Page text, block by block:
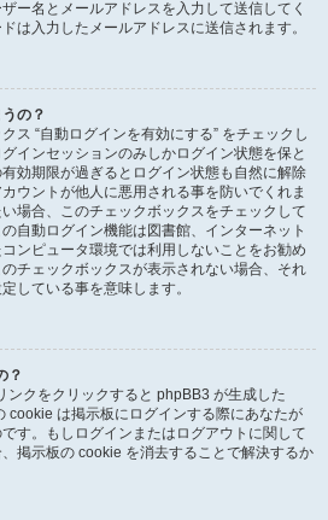
ー名とメールアドレスを入力して送信してく
は入力したメールアドレスに送信されます。
の？
ス “自動ログインを有効にする” をチェックし
インセッションのみしかログイン状態を保と
効期限が過ぎるとログイン状態も自然に解除
ウントが他人に悪用される事を防いでくれま
場合、このチェックボックスをチェックして
自動ログイン機能は図書館、インターネット
ンピュータ環境では利用しないことをお勧め
チェックボックスが表示されない場合、それ
している事を意味します。
？
ンクをクリックすると phpBB3 が生成した
cookie は掲示板にログインする際にあなたが
す。もしログインまたはログアウトに関して
掲示板の cookie を消去することで解決するか